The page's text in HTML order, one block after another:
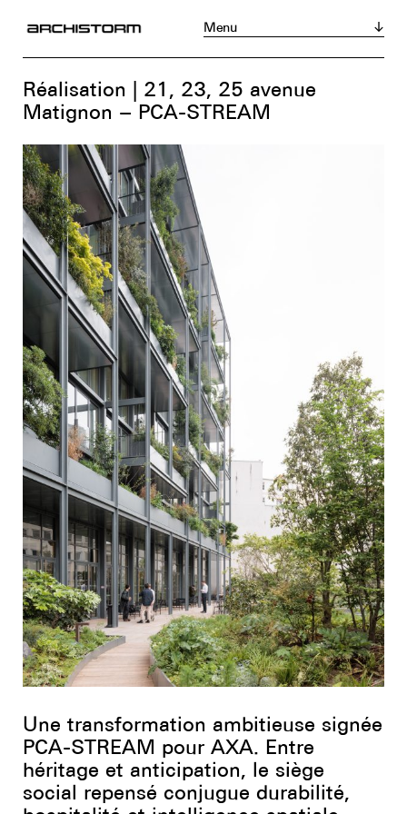
Menu
Actualités
Réalisations
Portraits
Tribunes
Chroniques
Produits
Événements
Zoom sur...
Instagram LinkedIn
Facebook
Youtube
Réalisation | 21, 23, 25 avenue
Matignon – PCA-STREAM
Une transformation ambitieuse signée
PCA-STREAM pour AXA. Entre
héritage et anticipation, le siège
social repensé conjugue durabilité,